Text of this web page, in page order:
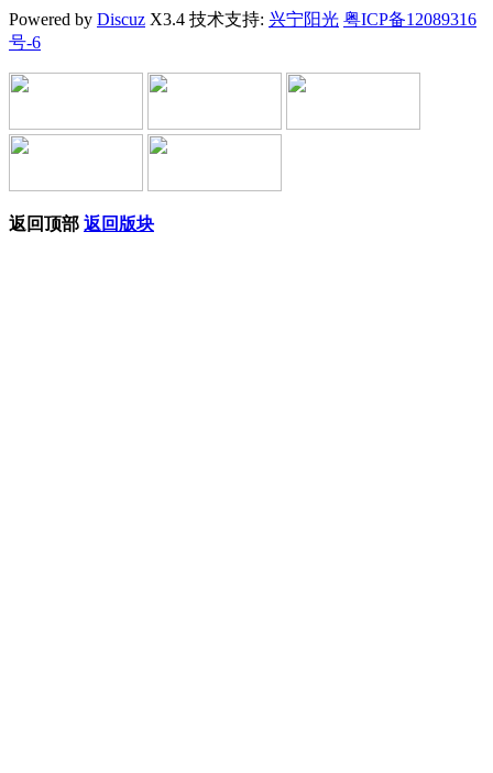
Powered by Discuz X3.4 技术支持: 兴宁阳光 粤ICP备12089316
号-6
返回顶部 返回版块